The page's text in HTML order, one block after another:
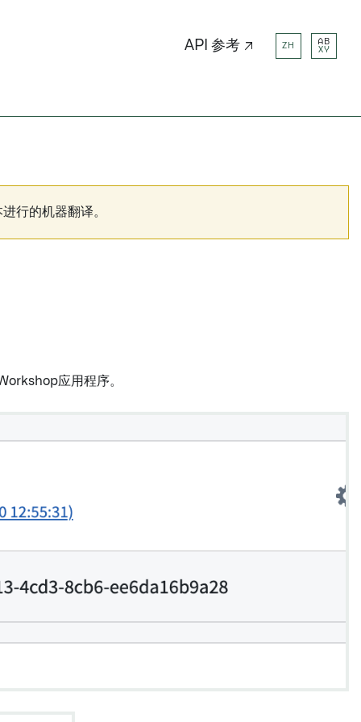
API 参考 ↗ ZH
AB
XY
行的机器翻译。
应用程序。